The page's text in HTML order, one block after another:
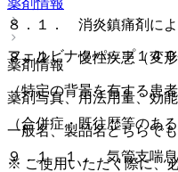
フェルビナクパップ１４
８．１． 消炎鎮痛剤によ
８．２． 慢性疾患（変形
（特定の背景を有する患
（合併症・既往歴等のあ
９．１．１． 気管支喘息
薬剤情報
薬剤写真、用法用量、効
一般名、製品名どちらでも
※ ご使用いただく際に、